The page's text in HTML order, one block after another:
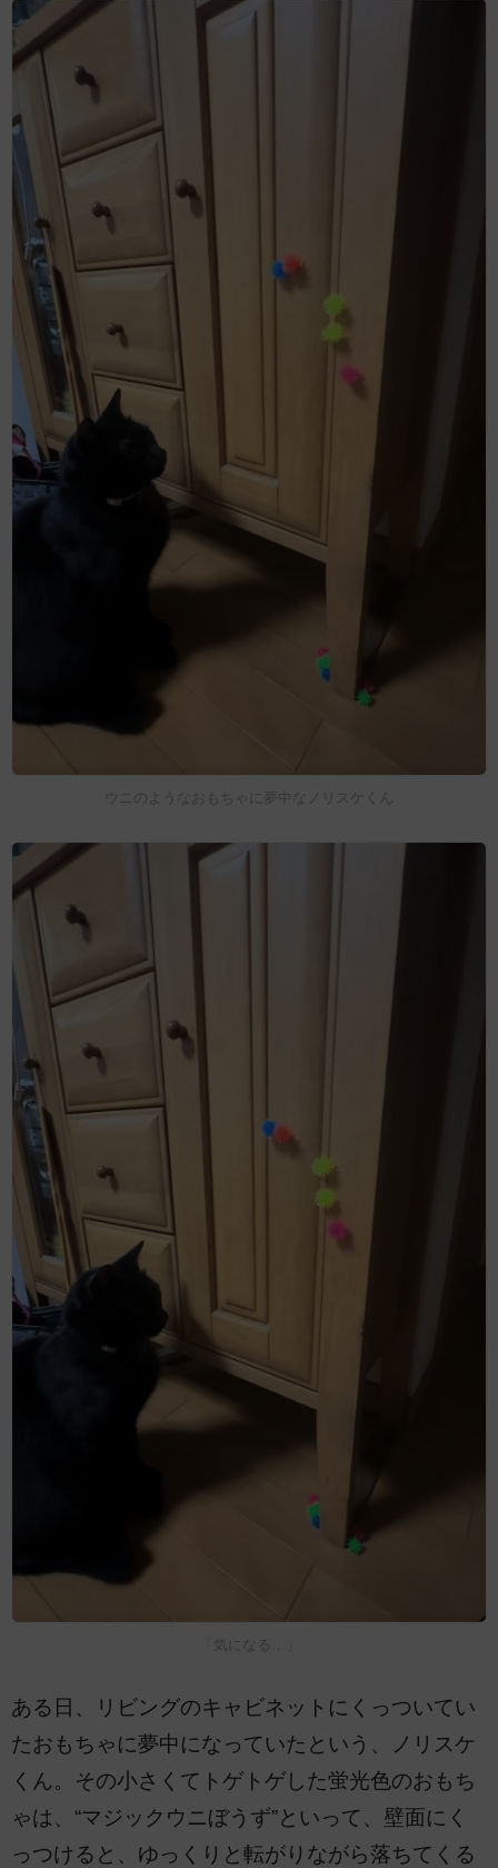
ウニのようなおもちゃに夢中なノリスケくん
「気になる…」
ある日、リビングのキャビネットにくっついてい
たおもちゃに夢中になっていたという、ノリスケ
くん。その小さくてトゲトゲした蛍光色のおもち
ゃは、“マジックウニぼうず”といって、壁面にく
っつけると、ゆっくりと転がりながら落ちてくる